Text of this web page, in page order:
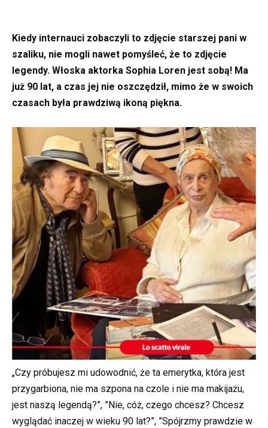
Kiedy internauci zobaczyli to zdjęcie starszej pani w
szaliku, nie mogli nawet pomyśleć, że to zdjęcie
legendy. Włoska aktorka Sophia Loren jest sobą! Ma
już 90 lat, a czas jej nie oszczędził, mimo że w swoich
czasach była prawdziwą ikoną piękna.
„Czy próbujesz mi udowodnić, że ta emerytka, która jest
przygarbiona, nie ma szpona na czole i nie ma makijażu,
jest naszą legendą?”, ”Nie, cóż, czego chcesz? Chcesz
wyglądać inaczej w wieku 90 lat?”, ”Spójrzmy prawdzie w